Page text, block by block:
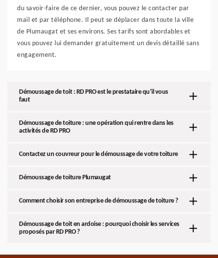
du savoir-faire de ce dernier, vous pouvez le contacter par
mail et par téléphone. Il peut se déplacer dans toute la ville
de Plumaugat et ses environs. Ses tarifs sont abordables et
vous pouvez lui demander gratuitement un devis détaillé sans
engagement.
Démoussage de toit : RD PRO est le prestataire qu’il vous
faut
Démoussage de toiture : une opération qui rentre dans les
activités de RD PRO
Contactez un couvreur pour le démoussage de votre toiture
Démoussage de toiture Plumaugat
Comment choisir son entreprise de démoussage de toiture ?
Démoussage de toit en ardoise : pourquoi choisir les services
proposés par RD PRO ?